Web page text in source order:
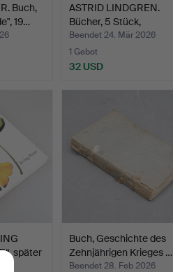
Buch,
19…
ASTRID LINDGREN.
Bücher, 5 Stück,
gemischt…
Beendet 24. Mär 2026
1 Gebot
32 USD
später
Buch, Geschichte des
Zehnjährigen Krieges …
Beendet 28. Feb 2026